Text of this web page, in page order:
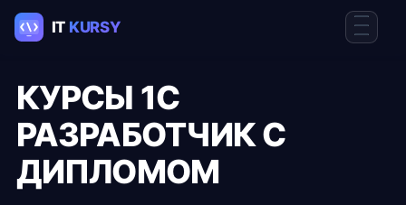
КУРСЫ 1C
РАЗРАБОТЧИК С
ДИПЛОМОМ